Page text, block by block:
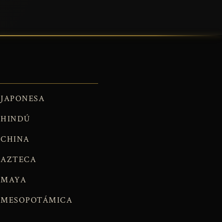
JAPONESA
HINDÚ
CHINA
AZTECA
MAYA
MESOPOTÁMICA